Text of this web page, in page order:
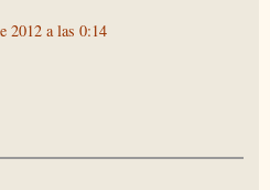
2012 a las 0:14